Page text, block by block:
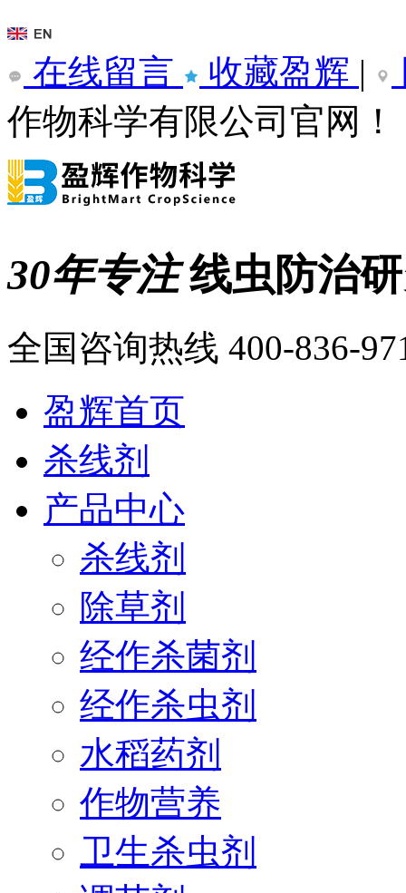
在线留言 收藏盈辉 |
作物科学有限公司官网！
30年专注线虫防治
全国咨询热线 400-836-
盈辉首页
杀线剂
产品中心
杀线剂
除草剂
经作杀菌剂
经作杀虫剂
水稻药剂
作物营养
卫生杀虫剂